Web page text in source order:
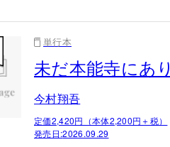
単行本
未だ本能寺にあり
今村翔吾
定価2,420円（本体2,200円＋税）
発売日:2026.09.29